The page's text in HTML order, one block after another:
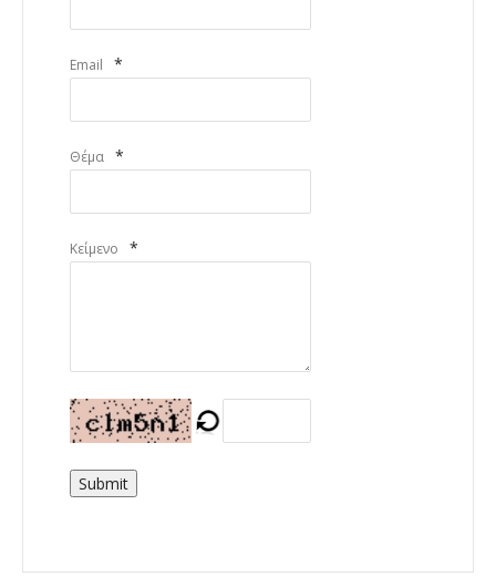
Email *
Θέμα *
Κείμενο *
Submit